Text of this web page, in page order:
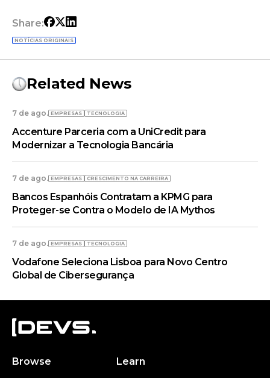
Share:
NOTÍCIAS ORIGINAIS
Related News
7 de ago. EMPRESAS TECNOLOGIA
Accenture Parceria com a UniCredit para
Modernizar a Tecnologia Bancária
7 de ago. EMPRESAS CRESCIMENTO NA CARREIRA
Bancos Espanhóis Contratam a KPMG para
Proteger-se Contra o Modelo de IA Mythos
7 de ago. EMPRESAS TECNOLOGIA
Vodafone Seleciona Lisboa para Novo Centro
Global de Cibersegurança
Browse
Learn